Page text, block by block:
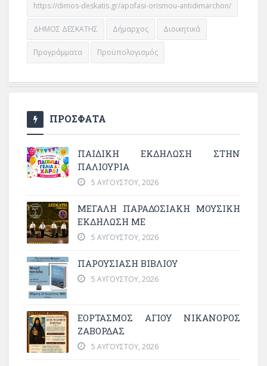
https://dimos-deskatis.gr/apofasi-orismou-antidimarchon/
ΔΗΜΟΣ ΔΕΣΚΑΤΗΣ Δήμαρχος Διοικητικά
Προγράμματα Προϋπολογισμός
ΠΡΟΣΦΑΤΑ
ΠΑΙΔΙΚΗ ΕΚΔΗΛΩΣΗ ΣΤΗΝ
ΠΑΛΙΟΥΡΙΑ
5 ΑΥΓΟΎΣΤΟΥ, 2026
ΜΕΓΆΛΗ ΠΑΡΑΔΟΣΙΑΚΉ ΜΟΥΣΙΚΉ
ΕΚΔΉΛΩΣΗ ΜΕ
5 ΑΥΓΟΎΣΤΟΥ, 2026
ΠΑΡΟΥΣΙΑΣΗ ΒΙΒΛΙΟΥ
5 ΑΥΓΟΎΣΤΟΥ, 2026
ΕΟΡΤΑΣΜΟΣ ΑΓΙΟΥ ΝΙΚΑΝΟΡΟΣ
ΖΑΒΟΡΔΑΣ
5 ΑΥΓΟΎΣΤΟΥ, 2026